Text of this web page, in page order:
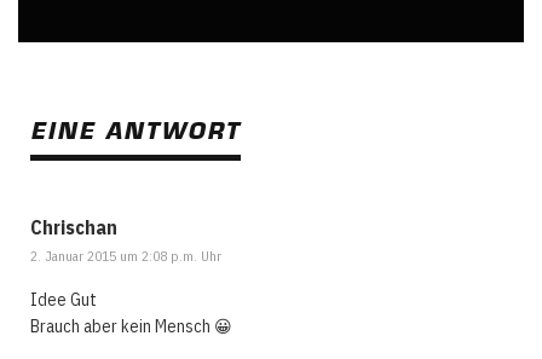
EINE ANTWORT
Chrischan
2. Januar 2015 um 2:08 p.m. Uhr
Idee Gut
Brauch aber kein Mensch 😀